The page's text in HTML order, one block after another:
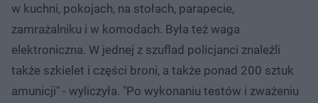
w kuchni, pokojach, na stołach, parapecie,
zamrażalniku i w komodach. Była też waga
elektroniczna. W jednej z szuflad policjanci znaleźli
także szkielet i części broni, a także ponad 200 sztuk
amunicji" - wyliczyła. "Po wykonaniu testów i zważeniu